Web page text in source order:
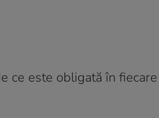
ce este obligată în